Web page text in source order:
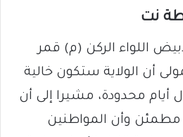
نت
اللواء الركن (م) قمر
أن الولاية ستكون خالية
أيام محدودة، مشيرا إلى أن
مطمئن وأن المواطنين